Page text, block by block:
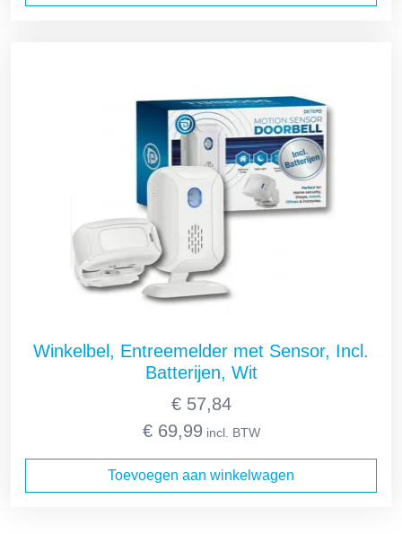
Winkelbel, Entreemelder met Sensor, Incl.
Batterijen, Wit
€57,84
€69,99 incl. BTW
Toevoegen aan winkelwagen